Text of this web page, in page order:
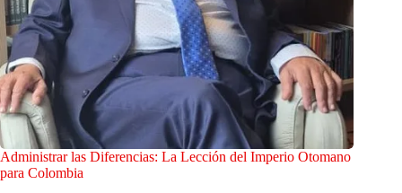
Administrar las Diferencias: La Lección del Imperio Otomano
para Colombia